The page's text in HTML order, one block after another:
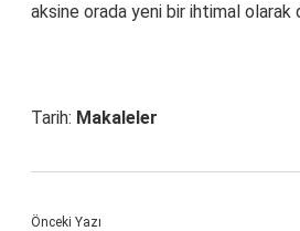
aksine orada yeni bir ihtimal olarak
Tarih: Makaleler
Önceki Yazı